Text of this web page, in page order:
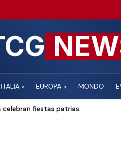
ITALIA ▾ EUROPA ▾ MONDO
celebran fiestas patrias.